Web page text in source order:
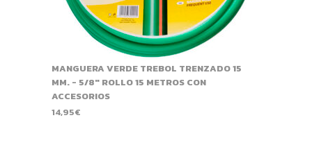
MANGUERA VERDE TREBOL TRENZADO 15
MM. - 5/8" ROLLO 15 METROS CON
ACCESORIOS
14,95€